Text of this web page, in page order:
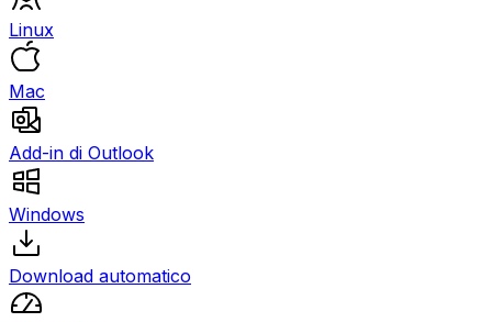
Linux
Mac
Add-in di Outlook
Windows
Download automatico